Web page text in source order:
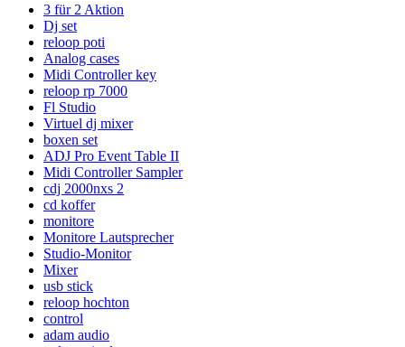
3 für 2 Aktion
Dj set
reloop poti
Analog cases
Midi Controller key
reloop rp 7000
Fl Studio
Virtuel dj mixer
boxen set
ADJ Pro Event Table II
Midi Controller Sampler
cdj 2000nxs 2
cd koffer
monitore
Monitore Lautsprecher
Studio-Monitor
Mixer
usb stick
reloop hochton
control
adam audio